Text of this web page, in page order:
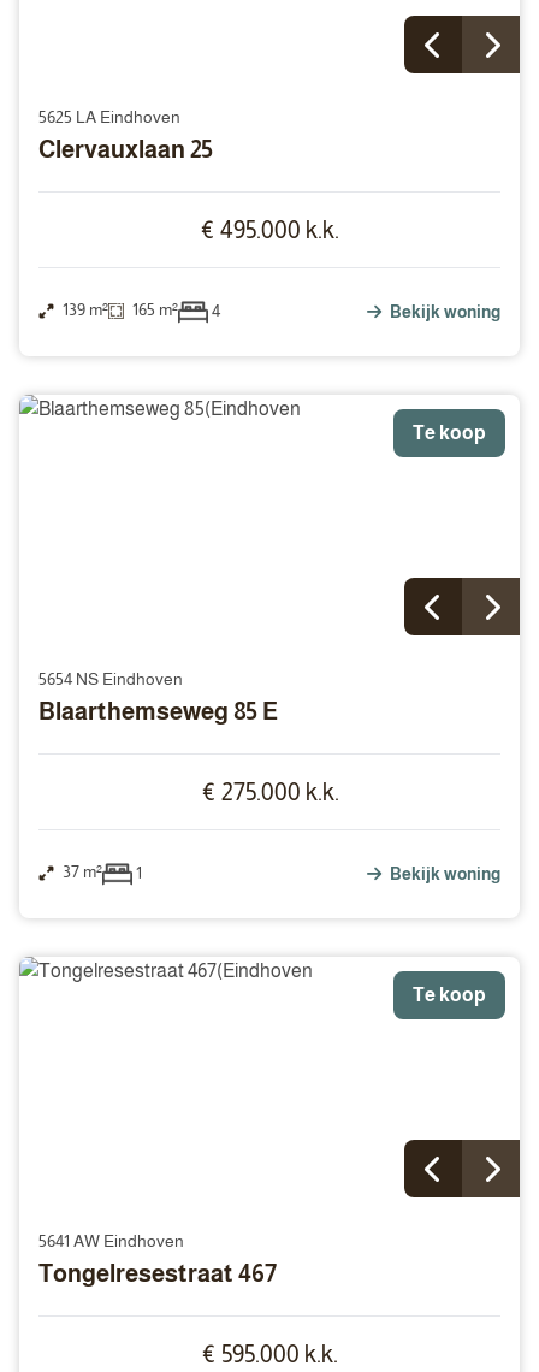
5625 LA Eindhoven
Clervauxlaan 25
€ 495.000 k.k.
139 m² 165 m² 4 Bekijk woning
Te koop
5654 NS Eindhoven
Blaarthemseweg 85 E
€ 275.000 k.k.
37 m² 1 Bekijk woning
Te koop
5641 AW Eindhoven
Tongelresestraat 467
€ 595.000 k.k.